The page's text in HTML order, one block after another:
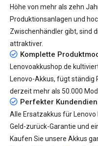
Höhe von mehr als zehn
Produktionsanlagen und
Zwischenhändler gibt, sind
attraktiver.
Komplette
Lenovoakkushop.de
Lenovo-Akkus, fügt ständig
derzeit mehr als 50.000
Perfekter
Alle Ersatzakkus für Lenovo
Geld-zurück-Garantie und
Kaufen Sie unsere Akkus